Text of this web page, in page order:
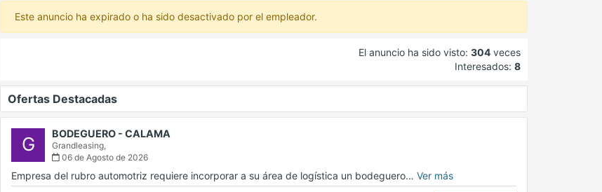
Este anuncio ha expirado o ha sido desactivado por el empleador.
El anuncio ha sido visto: 304 veces
Interesados: 8
Ofertas Destacadas
G BODEGUERO - CALAMA
Grandleasing,
06 de Agosto de 2026
Empresa del rubro automotriz requiere incorporar a su área de logística un bodeguero… Ver más